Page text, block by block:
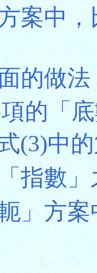
案中
的做
的「
(3)中
指數
」方案